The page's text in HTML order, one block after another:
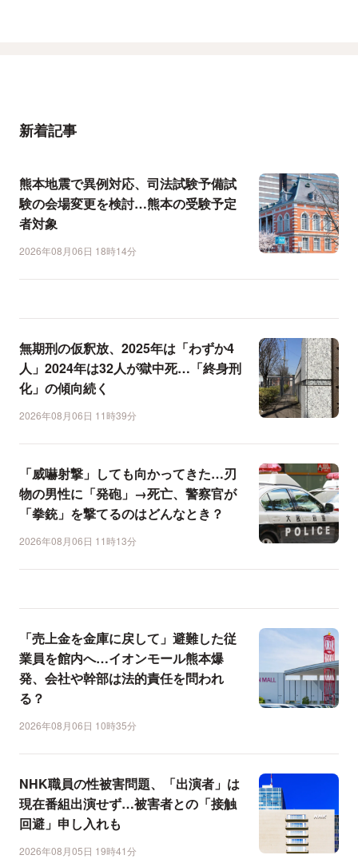
新着記事
熊本地震で異例対応、司法試験予備試
験の会場変更を検討…熊本の受験予定
者対象
2026年08月06日 18時14分
無期刑の仮釈放、2025年は「わずか4
人」2024年は32人が獄中死…「終身刑
化」の傾向続く
2026年08月06日 11時39分
「威嚇射撃」しても向かってきた…刃
物の男性に「発砲」→死亡、警察官が
「拳銃」を撃てるのはどんなとき？
2026年08月06日 11時13分
「売上金を金庫に戻して」避難した従
業員を館内へ…イオンモール熊本爆
発、会社や幹部は法的責任を問われ
る？
2026年08月06日 10時35分
NHK職員の性被害問題、「出演者」は
現在番組出演せず…被害者との「接触
回避」申し入れも
2026年08月05日 19時41分